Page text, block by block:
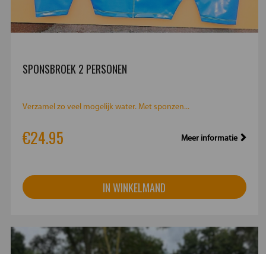
SPONSBROEK 2 PERSONEN
Verzamel zo veel mogelijk water. Met sponzen...
€24.95 Meer informatie
IN WINKELMAND